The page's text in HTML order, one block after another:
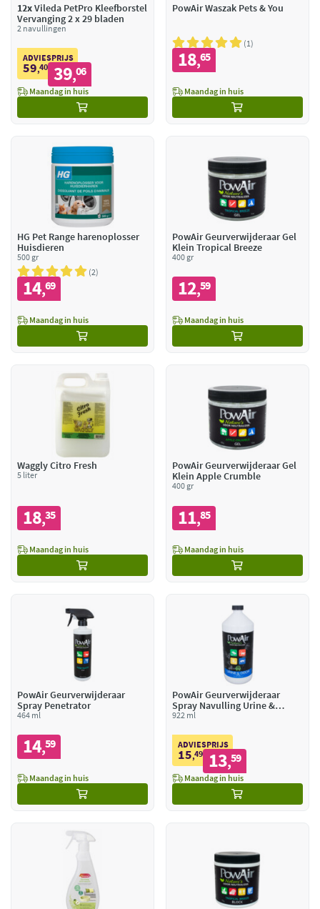
12xVileda PetPro Kleefborstel
Vervanging 2 x 29 bladen
2 navullingen
ADVIESPRIJS
59,40 39,06
Maandag in huis
PowAir Waszak Pets & You
1
18,65
Maandag in huis
HG Pet Range harenoplosser
Huisdieren
500 gr
2
14,69
Maandag in huis
PowAir Geurverwijderaar Gel
Klein Tropical Breeze
400 gr
12,59
Maandag in huis
Waggly Citro Fresh
5 liter
18,35
Maandag in huis
PowAir Geurverwijderaar Gel
Klein Apple Crumble
400 gr
11,85
Maandag in huis
PowAir Geurverwijderaar
Spray Penetrator
464 ml
14,59
Maandag in huis
PowAir Geurverwijderaar
Spray Navulling Urine &
Odour
922 ml
ADVIESPRIJS
15,49 13,59
Maandag in huis